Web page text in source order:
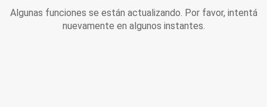
Algunas funciones se están actualizando. Por favor, intentá
nuevamente en algunos instantes.